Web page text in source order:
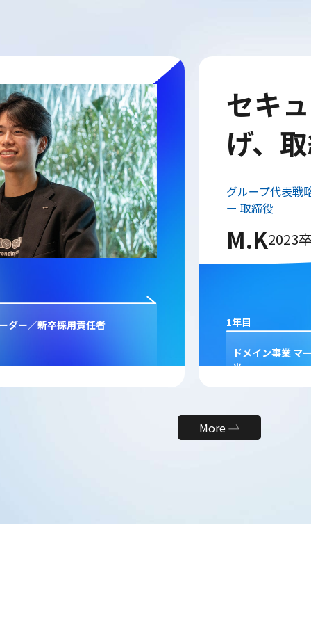
取締役
GPU
上げ
グループ代表戦
ダー
S.K2023卒
1年目
新規GPUホステ
ロダクトマネジ
More